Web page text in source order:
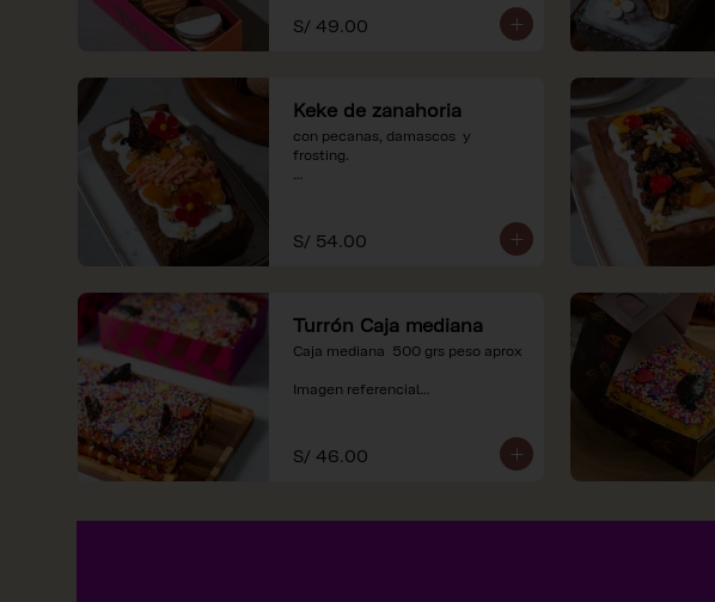
*Nuestros precios están
S/ 49.00
Keke de zanahoria
con pecanas, damascos  y
frosting.
consumo.
S/ 54.00
Turrón Caja mediana
Caja mediana  500 grs peso aprox
Imagen referencial
expresados en soles e incluyen
impuestos de ley y recargo al
S/ 46.00